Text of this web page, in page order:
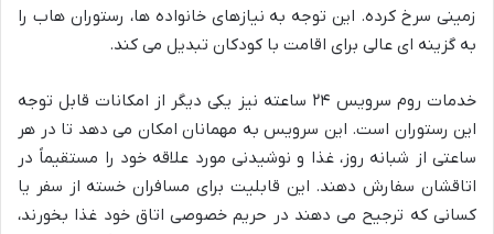
زمینی سرخ کرده. این توجه به نیازهای خانواده ها، رستوران هاب را
به گزینه ای عالی برای اقامت با کودکان تبدیل می کند.
خدمات روم سرویس ۲۴ ساعته نیز یکی دیگر از امکانات قابل توجه
این رستوران است. این سرویس به مهمانان امکان می دهد تا در هر
ساعتی از شبانه روز، غذا و نوشیدنی مورد علاقه خود را مستقیماً در
اتاقشان سفارش دهند. این قابلیت برای مسافران خسته از سفر یا
کسانی که ترجیح می دهند در حریم خصوصی اتاق خود غذا بخورند،